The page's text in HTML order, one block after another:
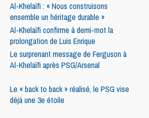
Al-Khelaïfi : « Nous construisons
ensemble un héritage durable »
Al-Khelaïfi confirme à demi-mot la
prolongation de Luis Enrique
Le surprenant message de Ferguson à
Al-Khelaïfi après PSG/Arsenal
Le « back to back » réalisé, le PSG vise
déjà une 3e étoile